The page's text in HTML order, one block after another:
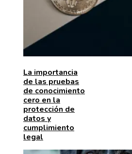
La importancia
de las pruebas
de conocimiento
cero en la
protección de
datos y
cumplimiento
legal